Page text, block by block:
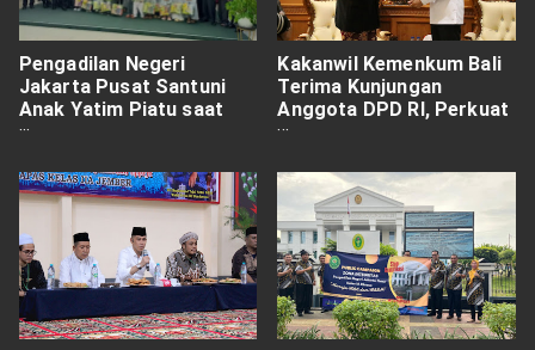
Pengadilan Negeri
Jakarta Pusat Santuni
Anak Yatim Piatu saat
Acara Bukber
Kakanwil Kemenkum Bali
Terima Kunjungan
Anggota DPD RI, Perkuat
Sinergi dalam Pelayanan